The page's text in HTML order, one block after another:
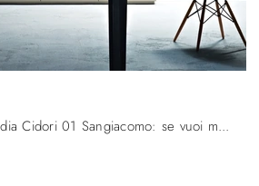
Clicca e scopri la madia Cidori 01 Sangiacomo: se vuoi mobili in laccato lucido per stanze moderne, questa è la scelta ideale per te!